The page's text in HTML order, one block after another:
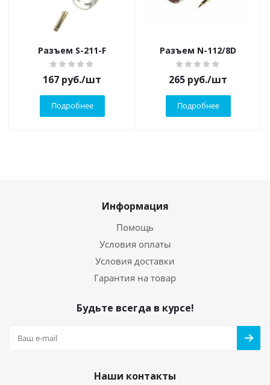
Разъем S-211-F
167 руб./шт
Подробнее
Разъем N-112/8D
265 руб./шт
Подробнее
Информация
Помощь
Условия оплаты
Условия доставки
Гарантия на товар
Будьте всегда в курсе!
Наши контакты